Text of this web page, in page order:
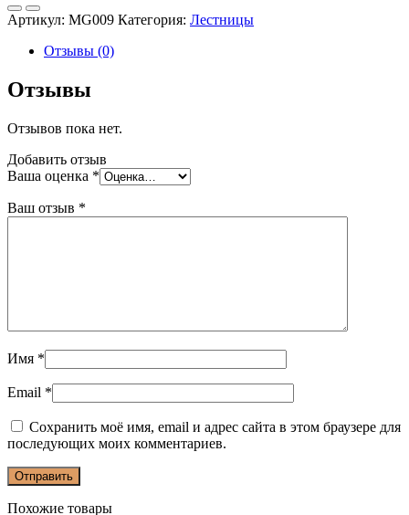
Артикул: MG009 Категория: Лестницы
Отзывы (0)
Отзывы
Отзывов пока нет.
Добавить отзыв
Ваша оценка *
Ваш отзыв *
Имя *
Email *
Сохранить моё имя, email и адрес сайта в этом браузере для
последующих моих комментариев.
Похожие товары